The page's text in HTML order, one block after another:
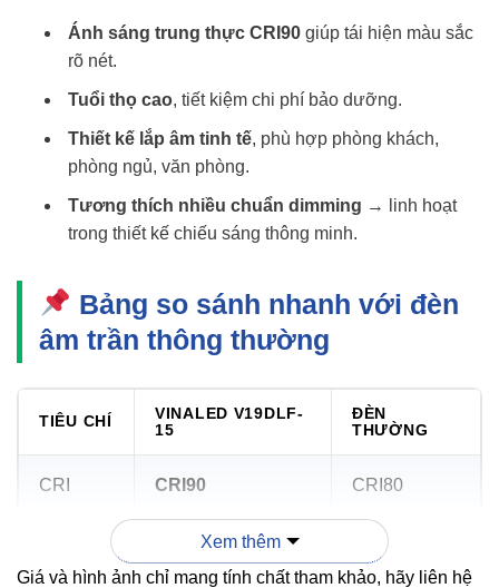
Ánh sáng trung thực CRI90giúp tái hiện màu sắc
rõ nét.
Tuổi thọ cao, tiết kiệm chi phí bảo dưỡng.
Thiết kế lắp âm tinh tế, phù hợp phòng khách,
phòng ngủ, văn phòng.
Tương thích nhiều chuẩn dimming → linh hoạt
trong thiết kế chiếu sáng thông minh.
Bảng so sánh nhanh với đèn
âm trần thông thường
TIÊU CHÍ
VINALED V19DLF-
15
ĐÈN
THƯỜNG
CRI CRI90 CRI80
bụi
IP40 IP20
Xem thêm
Giá và hình ảnh chỉ mang tính chất tham khảo, hãy liên hệ